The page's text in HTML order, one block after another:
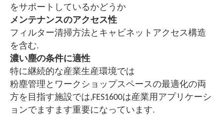
をサポートしているかどうか
メンテナンスのアクセス性
フィルター清掃方法とキャビネットアクセス構造
を含む.
濃い塵の条件に適性
特に継続的な産業生産環境では
粉塵管理とワークショップスペースの最適化の両
方を目指す施設では,FES1600は産業用アプリケーシ
ョンでますます重要になっています.